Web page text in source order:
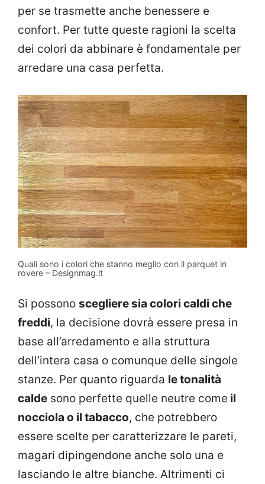
per se trasmette anche benessere e
confort. Per tutte queste ragioni la scelta
dei colori da abbinare è fondamentale per
arredare una casa perfetta.
Quali sono i colori che stanno meglio con il parquet in
rovere – Designmag.it
Si possono scegliere sia colori caldi che
freddi, la decisione dovrà essere presa in
base all’arredamento e alla struttura
dell’intera casa o comunque delle singole
stanze. Per quanto riguarda le tonalità
calde sono perfette quelle neutre come il
nocciola o il tabacco, che potrebbero
essere scelte per caratterizzare le pareti,
magari dipingendone anche solo una e
lasciando le altre bianche. Altrimenti ci